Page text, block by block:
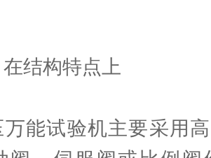
结构特点上
万能试验机主要采用